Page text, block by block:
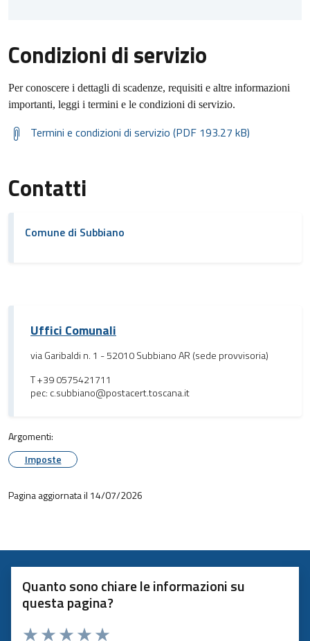
Condizioni di servizio
Per conoscere i dettagli di scadenze, requisiti e altre informazioni
importanti, leggi i termini e le condizioni di servizio.
Termini e condizioni di servizio (PDF 193.27 kB)
Contatti
Comune di Subbiano
Uffici Comunali
via Garibaldi n. 1 - 52010 Subbiano AR (sede provvisoria)
T +39 0575421711
pec: c.subbiano@postacert.toscana.it
Argomenti:
Imposte
Pagina aggiornata il 14/07/2026
Quanto sono chiare le informazioni su
questa pagina?